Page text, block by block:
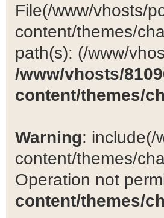
File(/www/vhosts/
content/themes/
path(s): (/www/
/www/vhosts/
content/themes/
Warning: include(/
content/themes/
Operation not
content/themes/